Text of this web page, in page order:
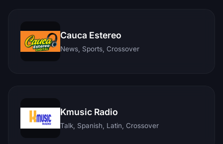
Cauca Estereo
News, Sports, Crossover
Kmusic Radio
Talk, Spanish, Latin, Crossover